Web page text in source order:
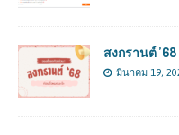
สงกรานต์ ’68
มีนาคม 19,